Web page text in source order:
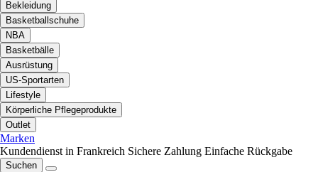
Bekleidung
Basketballschuhe
NBA
Basketbälle
Ausrüstung
US-Sportarten
Lifestyle
Körperliche Pflegeprodukte
Outlet
Marken
Kundendienst in Frankreich Sichere Zahlung Einfache Rückgabe
Suchen